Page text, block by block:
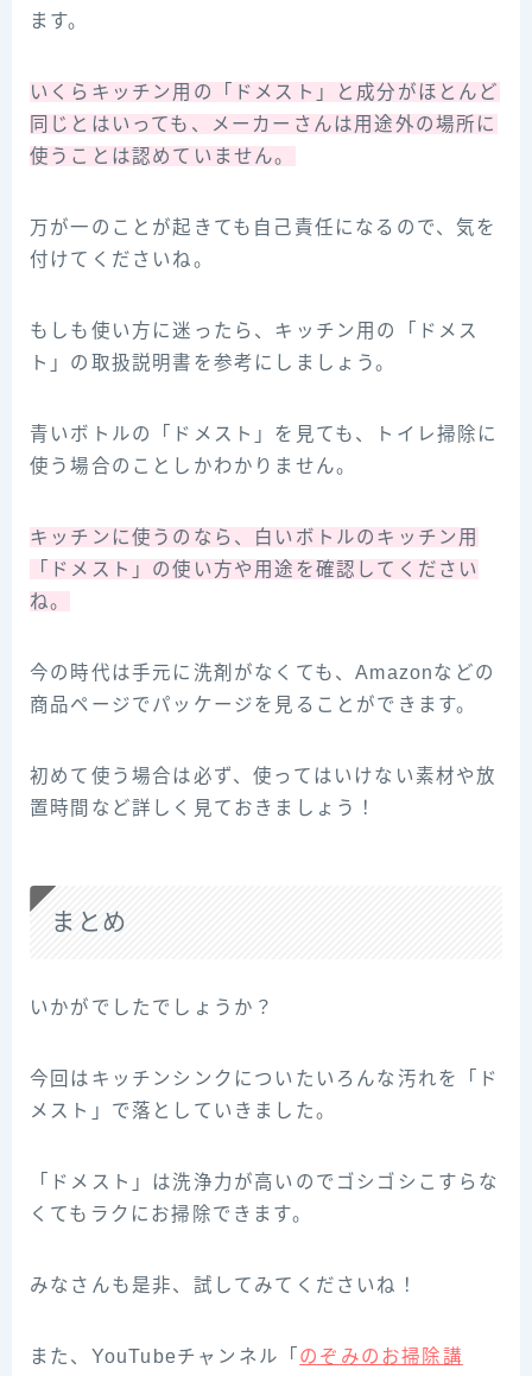
ます。
いくらキッチン用の「ドメスト」と成分がほとんど
同じとはいっても、メーカーさんは用途外の場所に
使うことは認めていません。
万が一のことが起きても自己責任になるので、気を
付けてくださいね。
もしも使い方に迷ったら、キッチン用の「ドメス
ト」の取扱説明書を参考にしましょう。
青いボトルの「ドメスト」を見ても、トイレ掃除に
使う場合のことしかわかりません。
キッチンに使うのなら、白いボトルのキッチン用
「ドメスト」の使い方や用途を確認してください
ね。
今の時代は手元に洗剤がなくても、Amazonなどの
商品ページでパッケージを見ることができます。
初めて使う場合は必ず、使ってはいけない素材や放
置時間など詳しく見ておきましょう！
まとめ
いかがでしたでしょうか？
今回はキッチンシンクについたいろんな汚れを「ド
メスト」で落としていきました。
「ドメスト」は洗浄力が高いのでゴシゴシこすらな
くてもラクにお掃除できます。
みなさんも是非、試してみてくださいね！
また、YouTubeチャンネル「 のぞみのお掃除講